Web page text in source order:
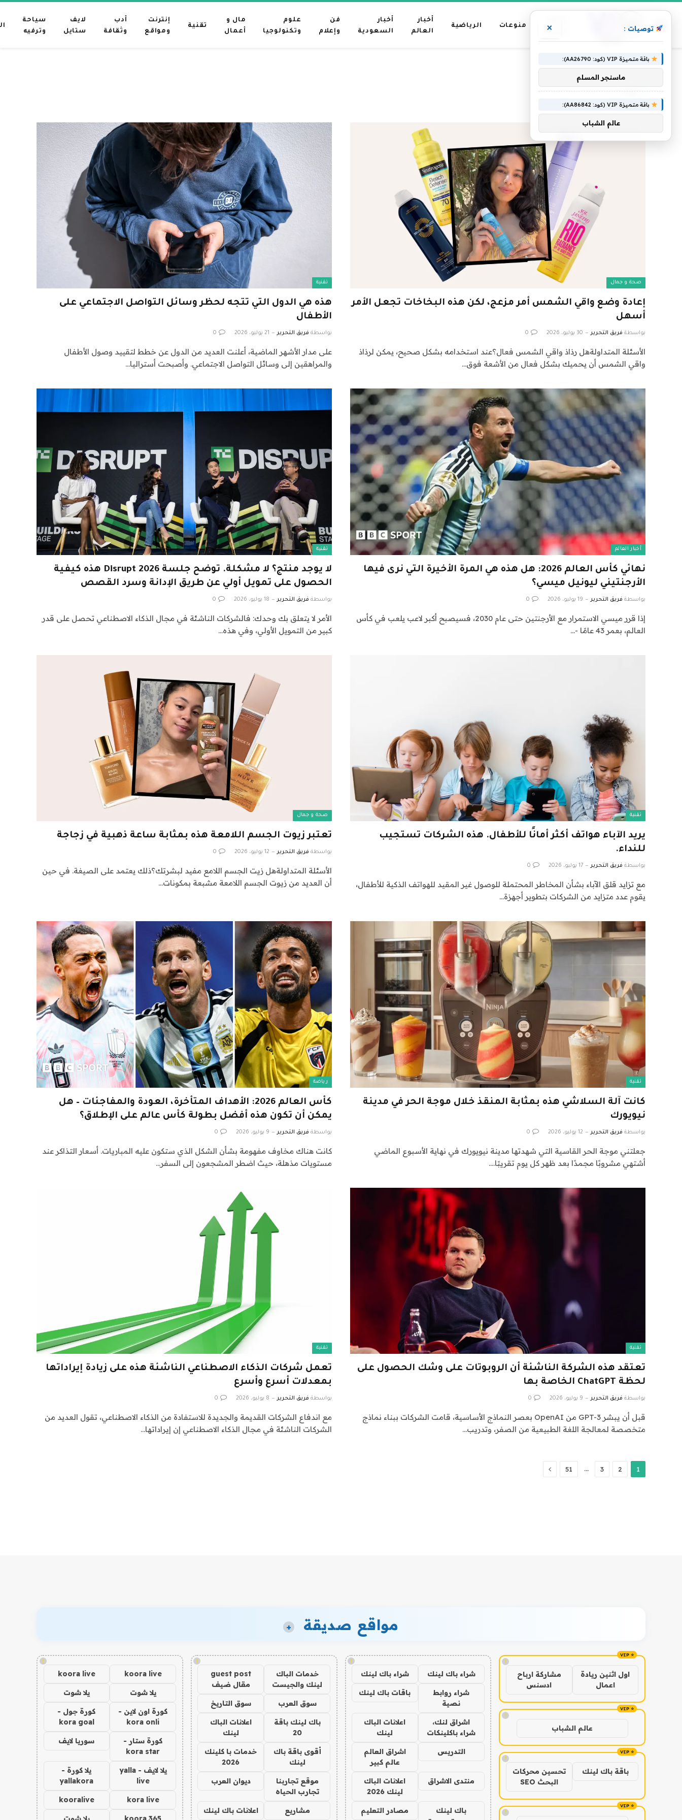
رئيسية
منوعات الرياضية
أخبار
العالم
أخبار
السعودية
فن
وإعلام
علوم
وتكنولوجيا
مال و
أعمال
تقنية
إنترنت
ومواقع
أدب
وثقافة
لايف
ستايل
سياحة
وترفيه
الرئيسية » هذه
هذه
صحة و جمال
إعادة وضع واقي الشمس أمر مزعج، لكن هذه البخاخات تجعل الأمر
أسهل
بواسطة فريق التحرير 30 يوليو، 2026 0
الأسئلة المتداولةهل رذاذ واقي الشمس فعال؟عند استخدامه بشكل صحيح، يمكن لرذاذ
واقي الشمس أن يحميك بشكل فعال من الأشعة فوق…
تقنية
هذه هي الدول التي تتجه لحظر وسائل التواصل الاجتماعي على
الأطفال
بواسطة فريق التحرير 21 يوليو، 2026 0
على مدار الأشهر الماضية، أعلنت العديد من الدول عن خطط لتقييد وصول الأطفال
والمراهقين إلى وسائل التواصل الاجتماعي. وأصبحت أستراليا…
أخبار العالم
نهائي كأس العالم 2026: هل هذه هي المرة الأخيرة التي نرى فيها
الأرجنتيني ليونيل ميسي؟
بواسطة فريق التحرير 19 يوليو، 2026 0
إذا قرر ميسي الاستمرار مع الأرجنتين حتى عام 2030، فسيصبح أكبر لاعب يلعب في كأس
العالم، بعمر 43 عامًا -…
تقنية
لا يوجد منتج؟ لا مشكلة. توضح جلسة Disrupt 2026 هذه كيفية
الحصول على تمويل أولي عن طريق الإدانة وسرد القصص
بواسطة فريق التحرير 18 يوليو، 2026 0
الأمر لا يتعلق بك وحدك: فالشركات الناشئة في مجال الذكاء الاصطناعي تحصل على قدر
كبير من التمويل الأولي، وفي هذه…
تقنية
يريد الآباء هواتف أكثر أمانًا للأطفال. هذه الشركات تستجيب
للنداء.
بواسطة فريق التحرير 17 يوليو، 2026 0
مع تزايد قلق الآباء بشأن المخاطر المحتملة للوصول غير المقيد للهواتف الذكية للأطفال،
يقوم عدد متزايد من الشركات بتطوير أجهزة…
صحة و جمال
تعتبر زيوت الجسم اللامعة هذه بمثابة ساعة ذهبية في زجاجة
بواسطة فريق التحرير 12 يوليو، 2026 0
الأسئلة المتداولةهل زيت الجسم اللامع مفيد لبشرتك؟ذلك يعتمد على الصيغة. في حين
أن العديد من زيوت الجسم اللامعة مشبعة بمكونات…
تقنية
كانت آلة السلاشي هذه بمثابة المنقذ خلال موجة الحر في مدينة
نيويورك
بواسطة فريق التحرير 12 يوليو، 2026 0
جعلتني موجة الحر القاسية التي شهدتها مدينة نيويورك في نهاية الأسبوع الماضي
أشتهي مشروبًا مجمدًا بعد ظهر كل يوم تقريبًا.…
رياضة
كأس العالم 2026: الأهداف المتأخرة، العودة والمفاجئات – هل
يمكن أن تكون هذه أفضل بطولة كأس عالم على الإطلاق؟
بواسطة فريق التحرير 9 يوليو، 2026 0
كانت هناك مخاوف مفهومة بشأن الشكل الذي ستكون عليه المباريات. أسعار التذاكر عند
مستويات مذهلة، حيث اضطر المشجعون إلى السفر…
تقنية
تعتقد هذه الشركة الناشئة أن الروبوتات على وشك الحصول على
لحظة ChatGPT الخاصة بها
بواسطة فريق التحرير 9 يوليو، 2026 0
قبل أن يبشر GPT-3 من OpenAI بعصر النماذج الأساسية، قامت الشركات ببناء نماذج
متخصصة لمعالجة اللغة الطبيعية من الصفر، وتدريب…
تقنية
تعمل شركات الذكاء الاصطناعي الناشئة هذه على زيادة إيراداتها
بمعدلات أسرع وأسرع
بواسطة فريق التحرير 8 يوليو، 2026 0
مع اندفاع الشركات القديمة والجديدة للاستفادة من الذكاء الاصطناعي، تقول العديد من
الشركات الناشئة في مجال الذكاء الاصطناعي إن إيراداتها…
1
2
3
…
51 التالي
مواقع صديقة +
!
اول اثنين ريادة
اعمال
مشاركة ارباح
ادسنس
!
عالم الشباب
!
باقة باك لينك
تحسين محركات
البحث SEO
!
!
شراء باك لينك شراء باك لينك
شراء روابط
نصية
باقات باك لينك
اشراق لنك،
شراء باكلينكات
اعلانات الباك
لينك
التدريس
اشراق العالم
عالم كبير
منتدى الاشراق
اعلانات الباك
لينك 2026
باك لينك
مصادر التعليم
!
خدمات الباك
لينك والجيست
guest post
مقال ضيف
سوق العرب سوق التاريخ
باك لينك باقة
20
اعلانات الباك
لينك
أقوى باقة باك
لينك
خدمات با كلينك
2026
موقع تجاربنا
تجارب الحياه
ديوان العرب
مشاريع اعلانات باك لينك
!
koora live
koora live
يلا شوت يلا شوت
كورة اون لاين -
kora onli
كورة جول -
kora goal
كورة ستار -
kora star
سوريا لايف
يلا لايف - yalla
live
يلا كورة -
yallakora
kora live
kooralive
توصيات : ×
باقة متميزة VIP (كود: AA26790):
ماسنجر المسلم
باقة متميزة VIP (كود: AA86842):
عالم الشباب